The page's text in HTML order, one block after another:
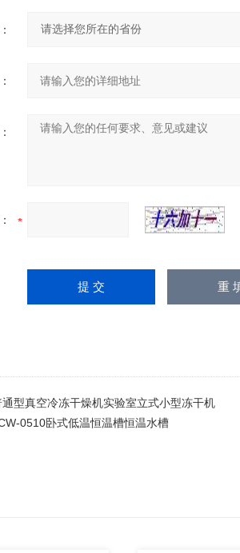
型真空冷冻干燥机实验室立式小型冻干机
0510卧式低温恒温槽恒温水槽